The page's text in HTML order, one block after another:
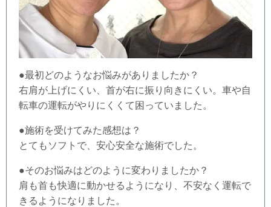
●最初どのようなお悩みがありましたか？
右肩が上げにくい、首が右に振り向きにくい。車や自
転車の運転がやりにくくて困っていました。
●施術を受けてみた感想は？
とてもソフトで、安心安全な施術でした。
●そのお悩みはどのように変わりましたか？
肩も首も快適に動かせるようになり、不安なく運転で
きるようになりました。